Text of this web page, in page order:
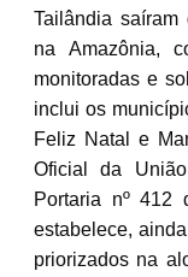
Tailândia
na Amazônia,
monitoradas e
inclui os
Feliz Natal e
Oficial da
Portaria nº 412
estabelece,
priorizados na